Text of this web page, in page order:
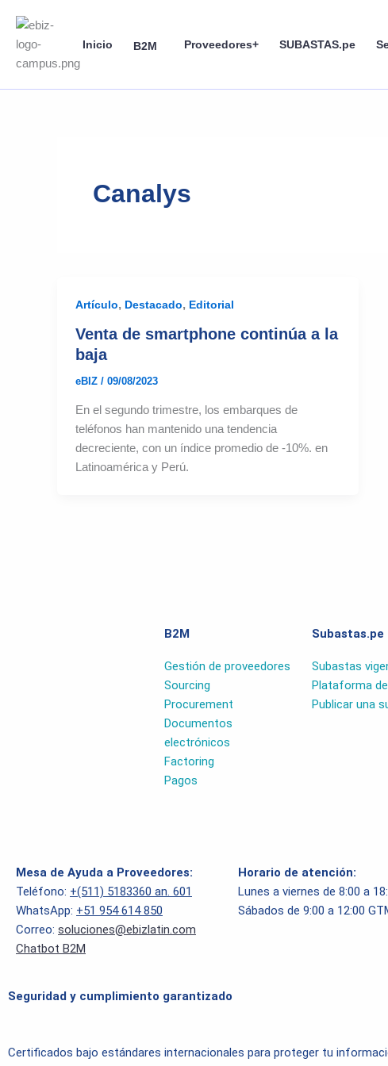
content
Inicio B2M Proveedores+ SUBASTAS.pe
Canalys
Artículo, Destacado, Editorial
Venta de smartphone continúa a la
baja
eBIZ / 09/08/2023
En el segundo trimestre, los embarques de
teléfonos han mantenido una tendencia
decreciente, con un índice promedio de -10%. en
Latinoamérica y Perú.
B2M
Gestión de proveedores
Sourcing
Procurement
Documentos
electrónicos
Factoring
Pagos
Subastas.pe
Subastas
Plataforma
Publicar una
Mesa de Ayuda a Proveedores:
Teléfono: +(511) 5183360 an. 601
WhatsApp: +51 954 614 850
Correo: soluciones@ebizlatin.com
Chatbot B2M
Horario de atención:
Lunes a viernes de 8:00 a
Sábados de 9:00 a 12:00
Seguridad y cumplimiento garantizado
Certificados bajo estándares internacionales para proteger tu